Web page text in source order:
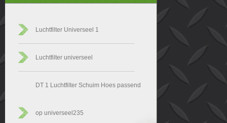
Luchtfilter Universeel 1
Luchtfilter universeel
DT 1 Luchtfilter Schuim Hoes passend
op universeel235